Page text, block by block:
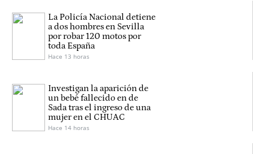
La Policía Nacional detiene
a dos hombres en Sevilla
por robar 120 motos por
toda España
Hace 13 horas
Investigan la aparición de
un bebé fallecido en de
Sada tras el ingreso de una
mujer en el CHUAC
Hace 14 horas